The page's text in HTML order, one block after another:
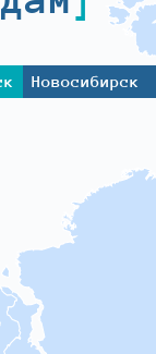
Новосибирск